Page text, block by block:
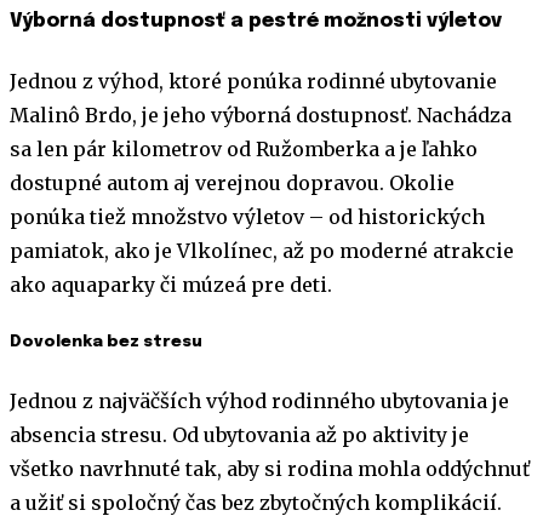
Výborná dostupnosť a pestré možnosti výletov
Jednou z výhod, ktoré ponúka rodinné ubytovanie
Malinô Brdo, je jeho výborná dostupnosť. Nachádza
sa len pár kilometrov od Ružomberka a je ľahko
dostupné autom aj verejnou dopravou. Okolie
ponúka tiež množstvo výletov – od historických
pamiatok, ako je Vlkolínec, až po moderné atrakcie
ako aquaparky či múzeá pre deti.
Dovolenka bez stresu
Jednou z najväčších výhod rodinného ubytovania je
absencia stresu. Od ubytovania až po aktivity je
všetko navrhnuté tak, aby si rodina mohla oddýchnuť
a užiť si spoločný čas bez zbytočných komplikácií.